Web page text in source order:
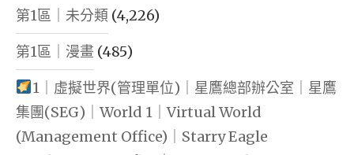
第1區｜未分類 (4,226)
第1區｜漫畫 (485)
1｜虛擬世界(管理單位)｜星鷹總部辦公室｜星鷹
集團(SEG)｜World 1｜Virtual World
(Management Office)｜Starry Eagle